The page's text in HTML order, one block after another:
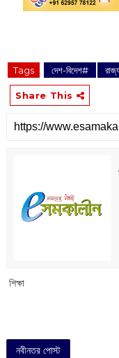
Tags ‌ দেশ-বিদেশ#
Share This
‌ শিক্ষা
নবীনতর পোস্ট